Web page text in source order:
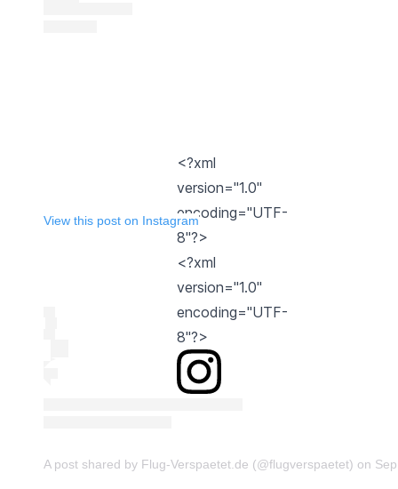
<?xml
version="1.0"
encoding="UTF-
8"?>
<?xml
version="1.0"
encoding="UTF-
8"?>
View this post on Instagram
A post shared by Flug-Verspaetet.de (@flugverspaetet) on